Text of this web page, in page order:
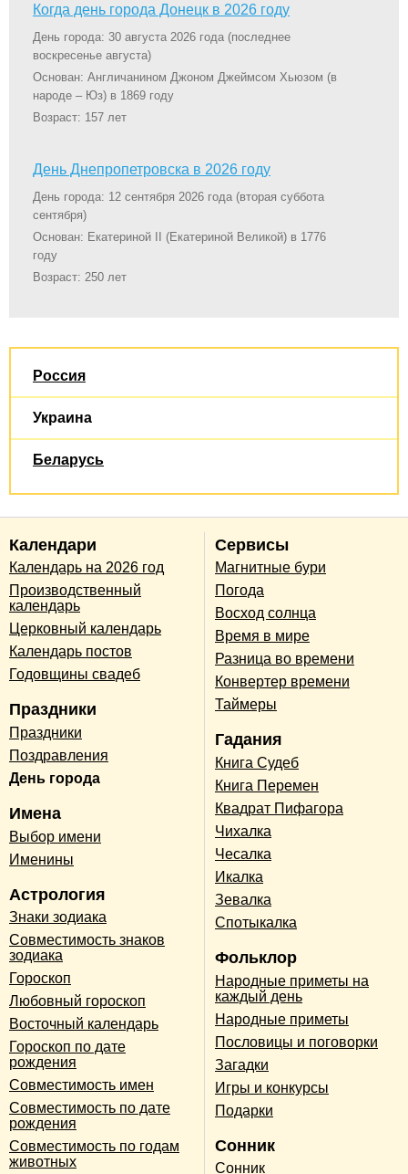
Когда день города Донецк в 2026 году
День города: 30 августа 2026 года (последнее
воскресенье августа)
Основан: Англичанином Джоном Джеймсом Хьюзом (в
народе – Юз) в 1869 году
Возраст: 157 лет
День Днепропетровска в 2026 году
День города: 12 сентября 2026 года (вторая суббота
сентября)
Основан: Екатериной II (Екатериной Великой) в 1776
году
Возраст: 250 лет
Россия
Украина
Беларусь
Календари
Календарь на 2026 год
Производственный
календарь
Церковный календарь
Календарь постов
Годовщины свадеб
Праздники
Праздники
Поздравления
День города
Имена
Выбор имени
Именины
Астрология
Знаки зодиака
Совместимость знаков
зодиака
Гороскоп
Любовный гороскоп
Восточный календарь
Гороскоп по дате
рождения
Совместимость имен
Совместимость по дате
рождения
Совместимость по годам
животных
Сервисы
Магнитные бури
Погода
Восход солнца
Время в мире
Разница во времени
Конвертер времени
Таймеры
Гадания
Книга Судеб
Книга Перемен
Квадрат Пифагора
Чихалка
Чесалка
Икалка
Зевалка
Спотыкалка
Фольклор
Народные приметы на
каждый день
Народные приметы
Пословицы и поговорки
Загадки
Игры и конкурсы
Подарки
Сонник
Сонник